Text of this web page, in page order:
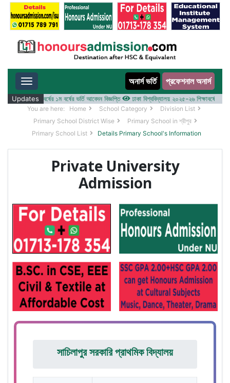
Toggle navigation অনার্স ভর্তি প্রফেশনাল অনার্স
Updates
২০২৫-২৬ শিক্ষাবর্ষের ১ম বর্ষের ভর্তি আবেদন বিজ্ঞপ্তি ঢাকা বিশ্ববিদ্যালয় ২০২৫-২৬ শিক্ষাবর্ষে
You are here: Home School Category
Division List
Primary School District Wise
Primary School in শ্রীপুর
Primary School List
Details Primary School's Information
Private University
Admission
সাচিলাপুর সরকারি প্রাথমিক বিদ্যালয়